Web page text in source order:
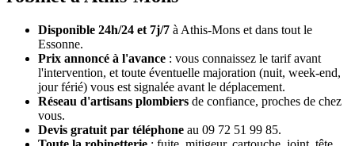
Disponible 24h/24 et 7j/7 à Athis-Mons et dans tout le
Essonne.
Prix annoncé à l'avance : vous connaissez le tarif avant
l'intervention, et toute éventuelle majoration (nuit, week-end,
jour férié) vous est signalée avant le déplacement.
Réseau d'artisans plombiers de confiance, proches de chez
vous.
Devis gratuit par téléphone au 09 72 51 99 85.